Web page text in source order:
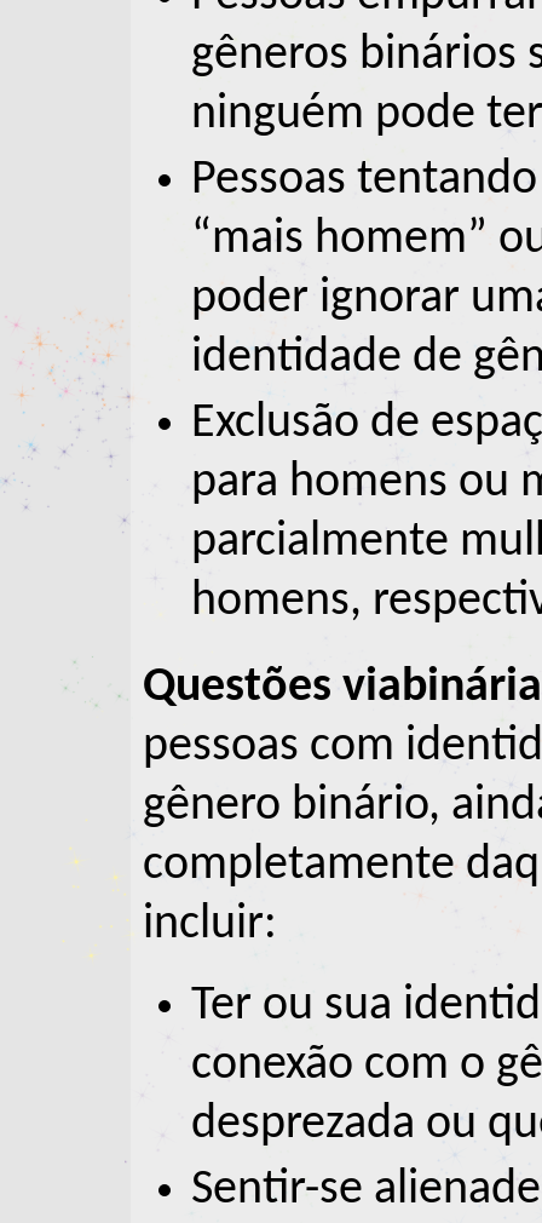
gêneros binários
ninguém pode
Pessoas
“mais homem”
poder ignorar
identidade de
Exclusão de
para homens ou
parcialmente
homens,
Questões
pessoas com
gênero binário,
completamente
incluir:
Ter ou sua
conexão com o
desprezada ou
Sentir-se